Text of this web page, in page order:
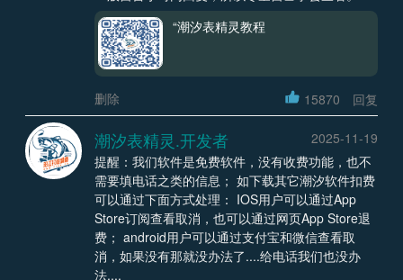
“潮汐表精灵教程
删除 15870 回复
潮汐表精灵.开发者
2025-11-19
提醒：我们软件是免费软件，没有收费功能，也不
需要填电话之类的信息； 如下载其它潮汐软件扣费
可以通过下面方式处理： IOS用户可以通过App
Store订阅查看取消，也可以通过网页App Store退
费； android用户可以通过支付宝和微信查看取
消，如果没有那就没办法了....给电话我们也没办
法....